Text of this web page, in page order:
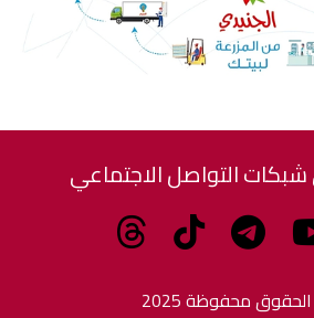
التواصل الاجتماعي
محفوظة 2025